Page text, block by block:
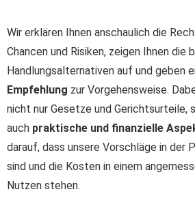
Wir erklären Ihnen anschaulich die
Chancen und Risiken, zeigen Ihnen die
Handlungsalternativen auf und geben
Empfehlung zur Vorgehensweise.
nicht nur Gesetze und Gerichtsurteile,
auch praktische und finanzielle
darauf, dass unsere Vorschläge in der
sind und die Kosten in einem
Nutzen stehen.